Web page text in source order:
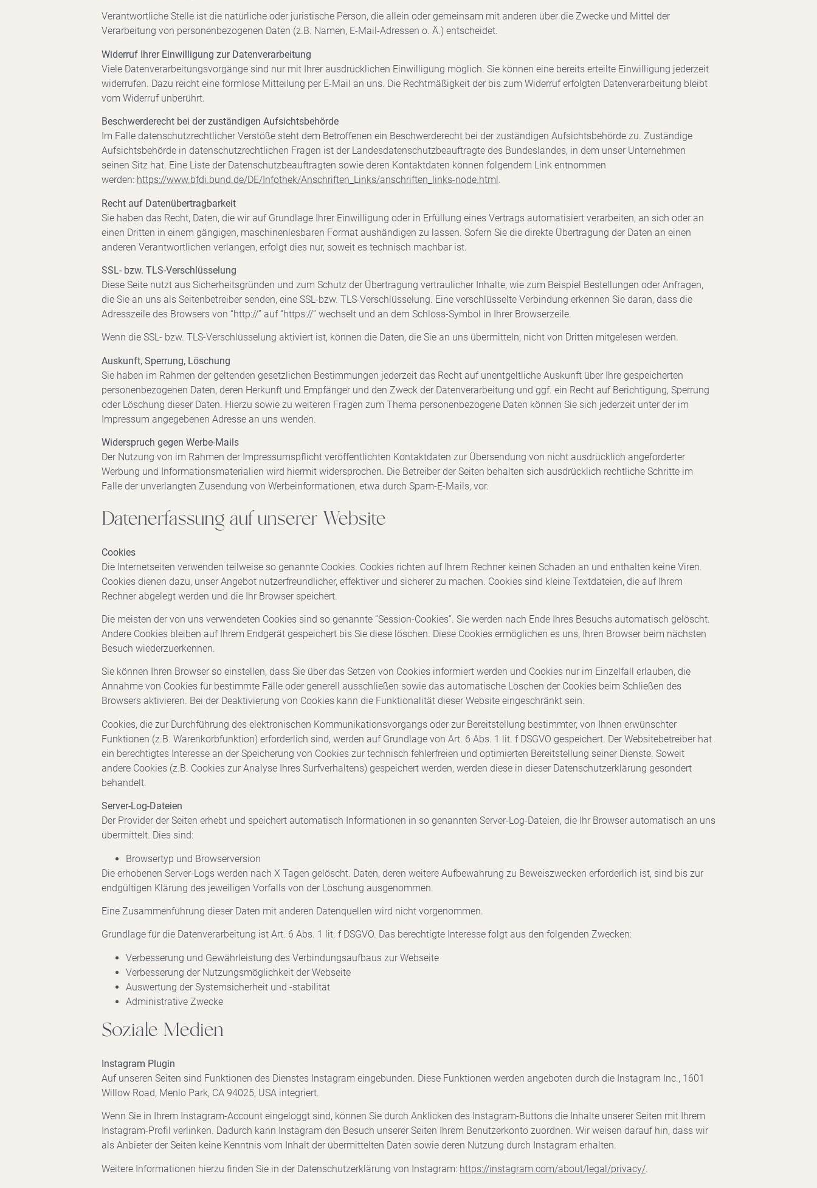
Verantwortliche Stelle ist die natürliche oder juristische Person, die allein oder gemeinsam mit anderen über die Zwecke und Mittel der
Verarbeitung von personenbezogenen Daten (z.B. Namen, E-Mail-Adressen o. Ä.) entscheidet.
Widerruf Ihrer Einwilligung zur Datenverarbeitung
Viele Datenverarbeitungsvorgänge sind nur mit Ihrer ausdrücklichen Einwilligung möglich. Sie können eine bereits erteilte Einwilligung jederzeit
widerrufen. Dazu reicht eine formlose Mitteilung per E-Mail an uns. Die Rechtmäßigkeit der bis zum Widerruf erfolgten Datenverarbeitung bleibt
vom Widerruf unberührt.
Beschwerderecht bei der zuständigen Aufsichtsbehörde
Im Falle datenschutzrechtlicher Verstöße steht dem Betroffenen ein Beschwerderecht bei der zuständigen Aufsichtsbehörde zu. Zuständige
Aufsichtsbehörde in datenschutzrechtlichen Fragen ist der Landesdatenschutzbeauftragte des Bundeslandes, in dem unser Unternehmen
seinen Sitz hat. Eine Liste der Datenschutzbeauftragten sowie deren Kontaktdaten können folgendem Link entnommen
werden: https://www.bfdi.bund.de/DE/Infothek/Anschriften_Links/anschriften_links-node.html .
Recht auf Datenübertragbarkeit
Sie haben das Recht, Daten, die wir auf Grundlage Ihrer Einwilligung oder in Erfüllung eines Vertrags automatisiert verarbeiten, an sich oder an
einen Dritten in einem gängigen, maschinenlesbaren Format aushändigen zu lassen. Sofern Sie die direkte Übertragung der Daten an einen
anderen Verantwortlichen verlangen, erfolgt dies nur, soweit es technisch machbar ist.
SSL- bzw. TLS-Verschlüsselung
Diese Seite nutzt aus Sicherheitsgründen und zum Schutz der Übertragung vertraulicher Inhalte, wie zum Beispiel Bestellungen oder Anfragen,
die Sie an uns als Seitenbetreiber senden, eine SSL-bzw. TLS-Verschlüsselung. Eine verschlüsselte Verbindung erkennen Sie daran, dass die
Adresszeile des Browsers von “http://” auf “https://” wechselt und an dem Schloss-Symbol in Ihrer Browserzeile.
Wenn die SSL- bzw. TLS-Verschlüsselung aktiviert ist, können die Daten, die Sie an uns übermitteln, nicht von Dritten mitgelesen werden.
Auskunft, Sperrung, Löschung
Sie haben im Rahmen der geltenden gesetzlichen Bestimmungen jederzeit das Recht auf unentgeltliche Auskunft über Ihre gespeicherten
personenbezogenen Daten, deren Herkunft und Empfänger und den Zweck der Datenverarbeitung und ggf. ein Recht auf Berichtigung, Sperrung
oder Löschung dieser Daten. Hierzu sowie zu weiteren Fragen zum Thema personenbezogene Daten können Sie sich jederzeit unter der im
Impressum angegebenen Adresse an uns wenden.
Widerspruch gegen Werbe-Mails
Der Nutzung von im Rahmen der Impressumspflicht veröffentlichten Kontaktdaten zur Übersendung von nicht ausdrücklich angeforderter
Werbung und Informationsmaterialien wird hiermit widersprochen. Die Betreiber der Seiten behalten sich ausdrücklich rechtliche Schritte im
Falle der unverlangten Zusendung von Werbeinformationen, etwa durch Spam-E-Mails, vor.
Datenerfassung auf unserer Website
Cookies
Die Internetseiten verwenden teilweise so genannte Cookies. Cookies richten auf Ihrem Rechner keinen Schaden an und enthalten keine Viren.
Cookies dienen dazu, unser Angebot nutzerfreundlicher, effektiver und sicherer zu machen. Cookies sind kleine Textdateien, die auf Ihrem
Rechner abgelegt werden und die Ihr Browser speichert.
Die meisten der von uns verwendeten Cookies sind so genannte “Session-Cookies”. Sie werden nach Ende Ihres Besuchs automatisch gelöscht.
Andere Cookies bleiben auf Ihrem Endgerät gespeichert bis Sie diese löschen. Diese Cookies ermöglichen es uns, Ihren Browser beim nächsten
Besuch wiederzuerkennen.
Sie können Ihren Browser so einstellen, dass Sie über das Setzen von Cookies informiert werden und Cookies nur im Einzelfall erlauben, die
Annahme von Cookies für bestimmte Fälle oder generell ausschließen sowie das automatische Löschen der Cookies beim Schließen des
Browsers aktivieren. Bei der Deaktivierung von Cookies kann die Funktionalität dieser Website eingeschränkt sein.
Cookies, die zur Durchführung des elektronischen Kommunikationsvorgangs oder zur Bereitstellung bestimmter, von Ihnen erwünschter
Funktionen (z.B. Warenkorbfunktion) erforderlich sind, werden auf Grundlage von Art. 6 Abs. 1 lit. f DSGVO gespeichert. Der Websitebetreiber hat
ein berechtigtes Interesse an der Speicherung von Cookies zur technisch fehlerfreien und optimierten Bereitstellung seiner Dienste. Soweit
andere Cookies (z.B. Cookies zur Analyse Ihres Surfverhaltens) gespeichert werden, werden diese in dieser Datenschutzerklärung gesondert
behandelt.
Server-Log-Dateien
Der Provider der Seiten erhebt und speichert automatisch Informationen in so genannten Server-Log-Dateien, die Ihr Browser automatisch an uns
übermittelt. Dies sind:
Browsertyp und Browserversion
Die erhobenen Server-Logs werden nach X Tagen gelöscht. Daten, deren weitere Aufbewahrung zu Beweiszwecken erforderlich ist, sind bis zur
endgültigen Klärung des jeweiligen Vorfalls von der Löschung ausgenommen.
Eine Zusammenführung dieser Daten mit anderen Datenquellen wird nicht vorgenommen.
Grundlage für die Datenverarbeitung ist Art. 6 Abs. 1 lit. f DSGVO. Das berechtigte Interesse folgt aus den folgenden Zwecken:
Verbesserung und Gewährleistung des Verbindungsaufbaus zur Webseite
Verbesserung der Nutzungsmöglichkeit der Webseite
Auswertung der Systemsicherheit und -stabilität
Administrative Zwecke
Soziale Medien
Instagram Plugin
Auf unseren Seiten sind Funktionen des Dienstes Instagram eingebunden. Diese Funktionen werden angeboten durch die Instagram Inc., 1601
Willow Road, Menlo Park, CA 94025, USA integriert.
Wenn Sie in Ihrem Instagram-Account eingeloggt sind, können Sie durch Anklicken des Instagram-Buttons die Inhalte unserer Seiten mit Ihrem
Instagram-Profil verlinken. Dadurch kann Instagram den Besuch unserer Seiten Ihrem Benutzerkonto zuordnen. Wir weisen darauf hin, dass wir
als Anbieter der Seiten keine Kenntnis vom Inhalt der übermittelten Daten sowie deren Nutzung durch Instagram erhalten.
Weitere Informationen hierzu finden Sie in der Datenschutzerklärung von Instagram: https://instagram.com/about/legal/privacy/.